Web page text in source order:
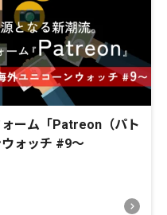
ーム「Patreon（パト
ォッチ #9〜